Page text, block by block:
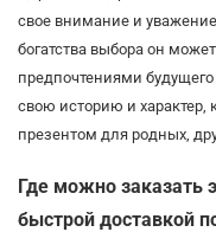
свое внимание и
богатства выбора он
предпочтениями
свою историю и
презентом для родных,
Где можно заказать
быстрой доставкой